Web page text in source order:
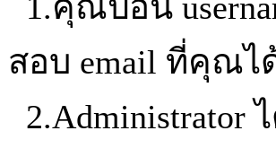
สอบ email ที่คุณ